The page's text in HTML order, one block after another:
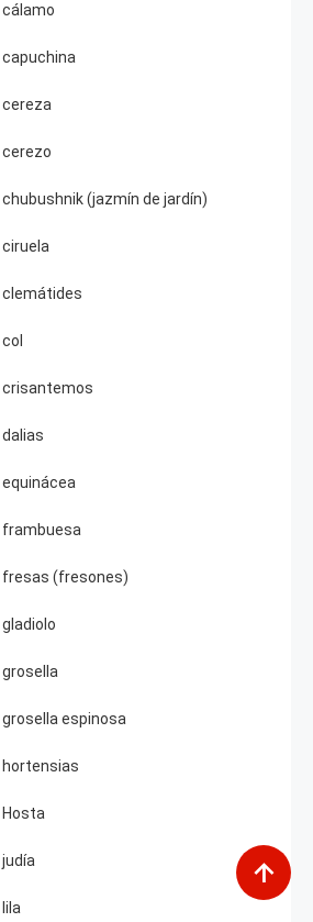
cereza
(jazmín de jardín)
clemátides
crisantemos
frambuesa
fresas (fresones)
espinosa
hortensias
Hosta